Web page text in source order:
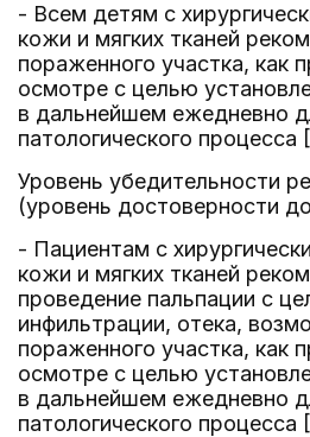
- Всем детям с
кожи и мягких тканей
пораженного участка, как
осмотре с целью
в дальнейшем ежедневно
патологического процесса
Уровень убедительности
(уровень достоверности
- Пациентам с
кожи и мягких тканей
проведение пальпации с
инфильтрации, отека,
пораженного участка, как
осмотре с целью
в дальнейшем ежедневно
патологического процесса